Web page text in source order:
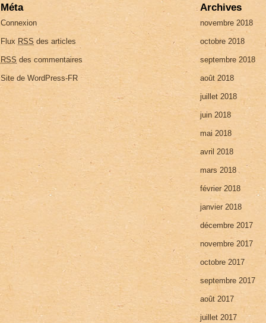
Méta
Connexion
Flux RSS des articles
RSS des commentaires
Site de WordPress-FR
Archives
novembre 2018
octobre 2018
septembre 2018
août 2018
juillet 2018
juin 2018
mai 2018
avril 2018
mars 2018
février 2018
janvier 2018
décembre 2017
novembre 2017
octobre 2017
septembre 2017
août 2017
juillet 2017